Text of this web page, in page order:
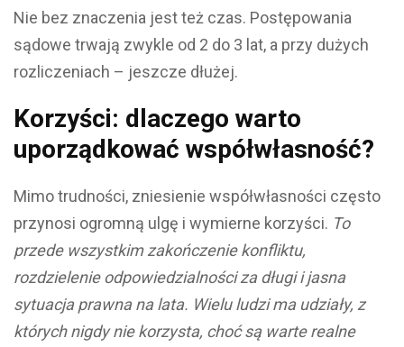
Nie bez znaczenia jest też czas. Postępowania
sądowe trwają zwykle od 2 do 3 lat, a przy dużych
rozliczeniach – jeszcze dłużej.
Korzyści: dlaczego warto
uporządkować współwłasność?
Mimo trudności, zniesienie współwłasności często
przynosi ogromną ulgę i wymierne korzyści. To
przede wszystkim zakończenie konfliktu,
rozdzielenie odpowiedzialności za długi i jasna
sytuacja prawna na lata. Wielu ludzi ma udziały, z
których nigdy nie korzysta, choć są warte realne